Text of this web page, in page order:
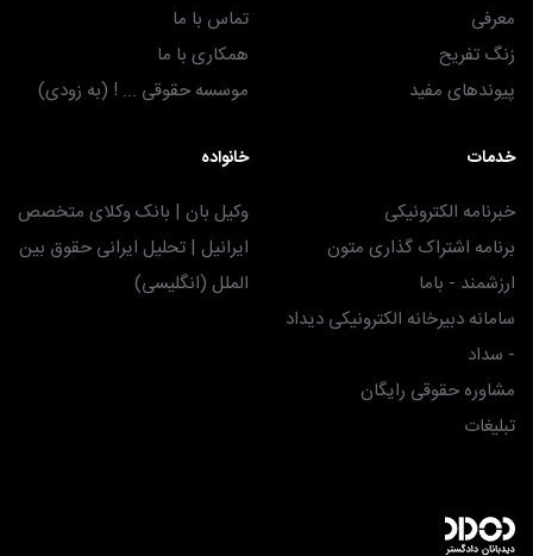
معرفی
زنگ تفریح
پیوندهای مفید
تماس با ما
همکاری با ما
موسسه حقوقی ... ! (به زودی)
خدمات
خبرنامه الکترونیکی
برنامه اشتراک گذاری متون
ارزشمند - باما
سامانه دبیرخانه الکترونیکی دیداد
- سداد
مشاوره حقوقی رایگان
تبلیغات
خانواده
وکیل بان | بانک وکلای متخصص
ایرانیل | تحلیل ایرانی حقوق بین
الملل (انگلیسی)